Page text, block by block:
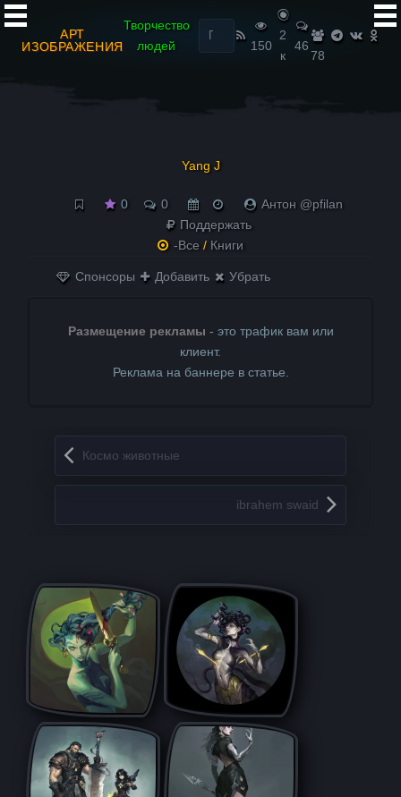
АРТ
ИЗОБРАЖЕНИЯ
Творчество
людей
Найти:
150
2
к
46
78
Yang J
0 0
Антон @pfilan
Поддержать
-Все / Книги
Спонсоры Добавить Убрать
Размещение рекламы - это трафик вам или
клиент.
Реклама на баннере в статье.
Запись навигация
Космо животные
ibrahem swaid